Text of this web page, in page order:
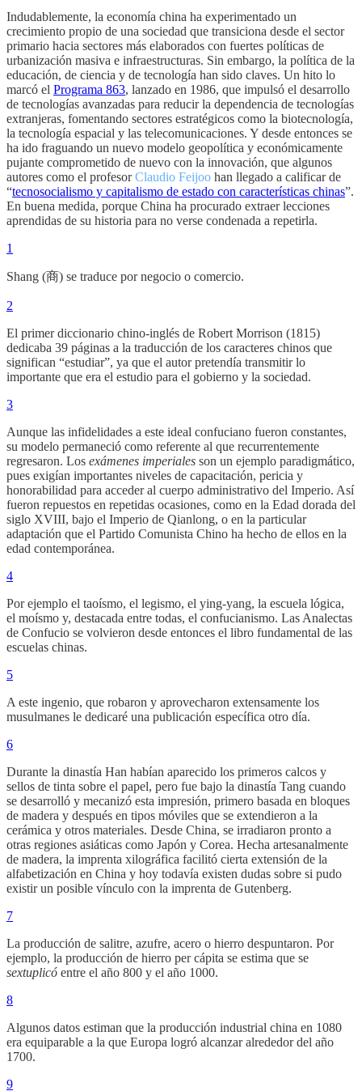
Indudablemente, la economía china ha experimentado un
crecimiento propio de una sociedad que transiciona desde el sector
primario hacia sectores más elaborados con fuertes políticas de
urbanización masiva e infraestructuras. Sin embargo, la política de la
educación, de ciencia y de tecnología han sido claves. Un hito lo
marcó el Programa 863, lanzado en 1986, que impulsó el desarrollo
de tecnologías avanzadas para reducir la dependencia de tecnologías
extranjeras, fomentando sectores estratégicos como la biotecnología,
la tecnología espacial y las telecomunicaciones. Y desde entonces se
ha ido fraguando un nuevo modelo geopolítica y económicamente
pujante comprometido de nuevo con la innovación, que algunos
autores como el profesorClaudio Feijoo han llegado a calificar de
“tecnosocialismo y capitalismo de estado con características chinas”.
En buena medida, porque China ha procurado extraer lecciones
aprendidas de su historia para no verse condenada a repetirla.
1
Shang (商) se traduce por negocio o comercio.
2
El primer diccionario chino-inglés de Robert Morrison (1815)
dedicaba 39 páginas a la traducción de los caracteres chinos que
significan “estudiar”, ya que el autor pretendía transmitir lo
importante que era el estudio para el gobierno y la sociedad.
3
Aunque las infidelidades a este ideal confuciano fueron constantes,
su modelo permaneció como referente al que recurrentemente
regresaron. Los exámenes imperiales son un ejemplo paradigmático,
pues exigían importantes niveles de capacitación, pericia y
honorabilidad para acceder al cuerpo administrativo del Imperio. Así
fueron repuestos en repetidas ocasiones, como en la Edad dorada del
siglo XVIII, bajo el Imperio de Qianlong, o en la particular
adaptación que el Partido Comunista Chino ha hecho de ellos en la
edad contemporánea.
4
Por ejemplo el taoísmo, el legismo, el ying-yang, la escuela lógica,
el moísmo y, destacada entre todas, el confucianismo. Las Analectas
de Confucio se volvieron desde entonces el libro fundamental de las
escuelas chinas.
5
A este ingenio, que robaron y aprovecharon extensamente los
musulmanes le dedicaré una publicación específica otro día.
6
Durante la dinastía Han habían aparecido los primeros calcos y
sellos de tinta sobre el papel, pero fue bajo la dinastía Tang cuando
se desarrolló y mecanizó esta impresión, primero basada en bloques
de madera y después en tipos móviles que se extendieron a la
cerámica y otros materiales. Desde China, se irradiaron pronto a
otras regiones asiáticas como Japón y Corea. Hecha artesanalmente
de madera, la imprenta xilográfica facilitó cierta extensión de la
alfabetización en China y hoy todavía existen dudas sobre si pudo
existir un posible vínculo con la imprenta de Gutenberg.
7
La producción de salitre, azufre, acero o hierro despuntaron. Por
ejemplo, la producción de hierro per cápita se estima que se
sextuplicó entre el año 800 y el año 1000.
8
Algunos datos estiman que la producción industrial china en 1080
era equiparable a la que Europa logró alcanzar alrededor del año
1700.
9